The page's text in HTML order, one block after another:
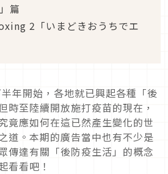
篇
2「いまどきおうちでエ
年開始，各地就已興起各種「後
時至陸續開放施打疫苗的現在，
竟應如何在這已然產生變化的世
道。本期的廣告當中也有不少是
傳達有關「後防疫生活」的概念
看看吧！